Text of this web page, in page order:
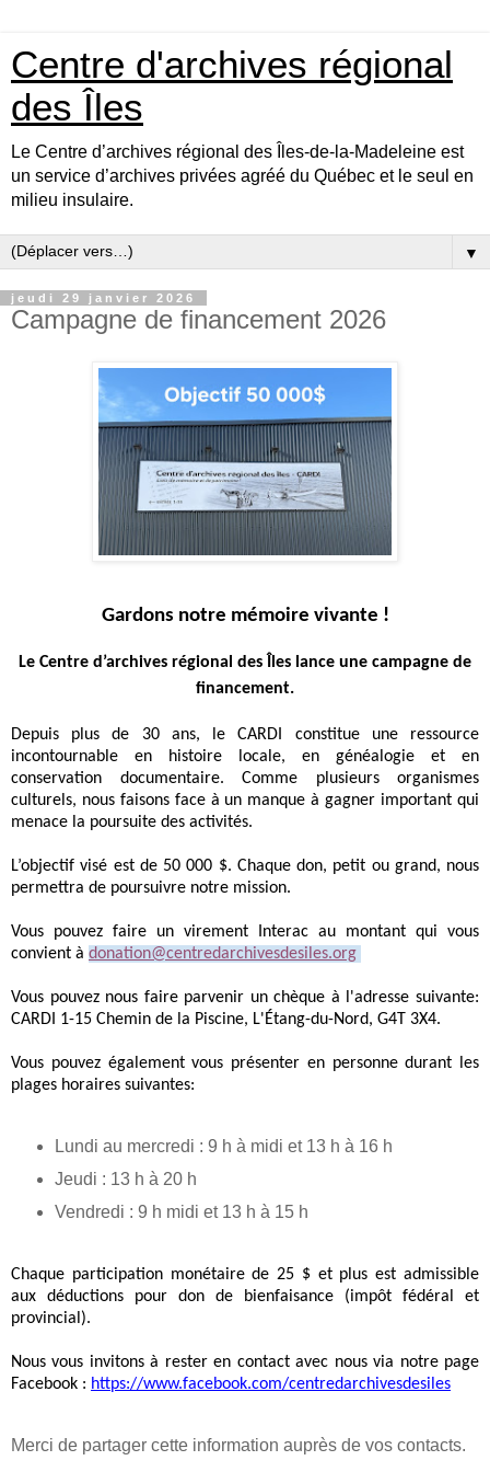
Centre d'archives régional
des Îles
Le Centre d’archives régional des Îles-de-la-Madeleine est
un service d’archives privées agréé du Québec et le seul en
milieu insulaire.
▼
jeudi 29 janvier 2026
Campagne de financement 2026
Gardons notre mémoire vivante !
Le Centre d’archives régional des Îles lance une campagne de
financement.
Depuis plus de 30 ans, le CARDI constitue une ressource
incontournable en histoire locale, en généalogie et en
conservation documentaire. Comme plusieurs organismes
culturels, nous faisons face à un manque à gagner important qui
menace la poursuite des activités.
L’objectif visé est de 50 000 $. Chaque don, petit ou grand, nous
permettra de poursuivre notre mission.
Vous pouvez faire un virement Interac au montant qui vous
convient à donation@centredarchivesdesiles.org
Vous pouvez nous faire parvenir un chèque à l'adresse suivante:
CARDI 1-15 Chemin de la Piscine, L'Étang-du-Nord, G4T 3X4.
Vous pouvez également vous présenter en personne durant les
plages horaires suivantes:
Lundi au mercredi : 9 h à midi et 13 h à 16 h
Jeudi : 13 h à 20 h
Vendredi : 9 h midi et 13 h à 15 h
Chaque participation monétaire de 25 $ et plus est admissible
aux déductions pour don de bienfaisance (impôt fédéral et
provincial).
Nous vous invitons à rester en contact avec nous via notre page
Facebook : https://www.facebook.com/centredarchivesdesiles
Merci de partager cette information auprès de vos contacts.